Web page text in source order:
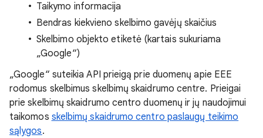
Taikymo informacija
Bendras kiekvieno skelbimo gavėjų skaičius
Skelbimo objekto etiketė (kartais sukuriama
„Google“)
„Google“ suteikia API prieigą prie duomenų apie EEE
rodomus skelbimus skelbimų skaidrumo centre. Prieigai
prie skelbimų skaidrumo centro duomenų ir jų naudojimui
taikomos skelbimų skaidrumo centro paslaugų teikimo
sąlygos.